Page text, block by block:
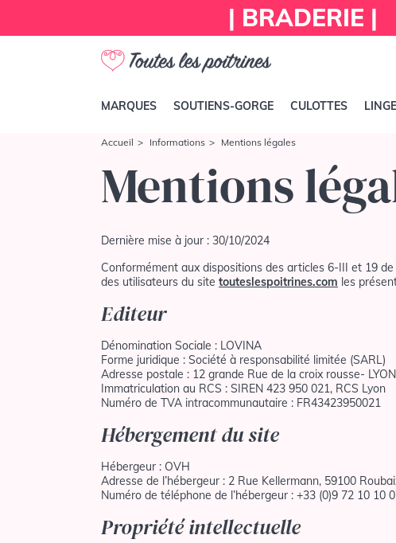
| BRADERIE |
MARQUES SOUTIENS-GORGE CULOTTES
Accueil Informations Mentions légales
Mentions
Dernière mise à jour : 30/10/2024
Conformément aux dispositions des articles 6-III et 19
des utilisateurs du site touteslespoitrines.com les
Editeur
Dénomination Sociale : LOVINA
Forme juridique : Société à responsabilité limitée (SARL)
Adresse postale : 12 grande Rue de la croix rousse-
Immatriculation au RCS : SIREN 423 950 021, RCS Lyon
Numéro de TVA intracommunautaire : FR43423950021
Hébergement du site
Hébergeur : OVH
Adresse de l’hébergeur : 2 Rue Kellermann, 59100
Numéro de téléphone de l’hébergeur : +33 (0)9 72 10 10
Propriété intellectuelle